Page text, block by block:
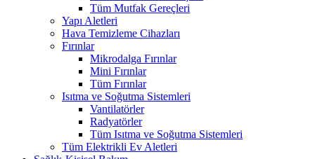
Tüm Mutfak Gereçleri
Yapı Aletleri
Hava Temizleme Cihazları
Fırınlar
Mikrodalga Fırınlar
Mini Fırınlar
Tüm Fırınlar
Isıtma ve Soğutma Sistemleri
Vantilatörler
Radyatörler
Tüm Isıtma ve Soğutma Sistemleri
Tüm Elektrikli Ev Aletleri